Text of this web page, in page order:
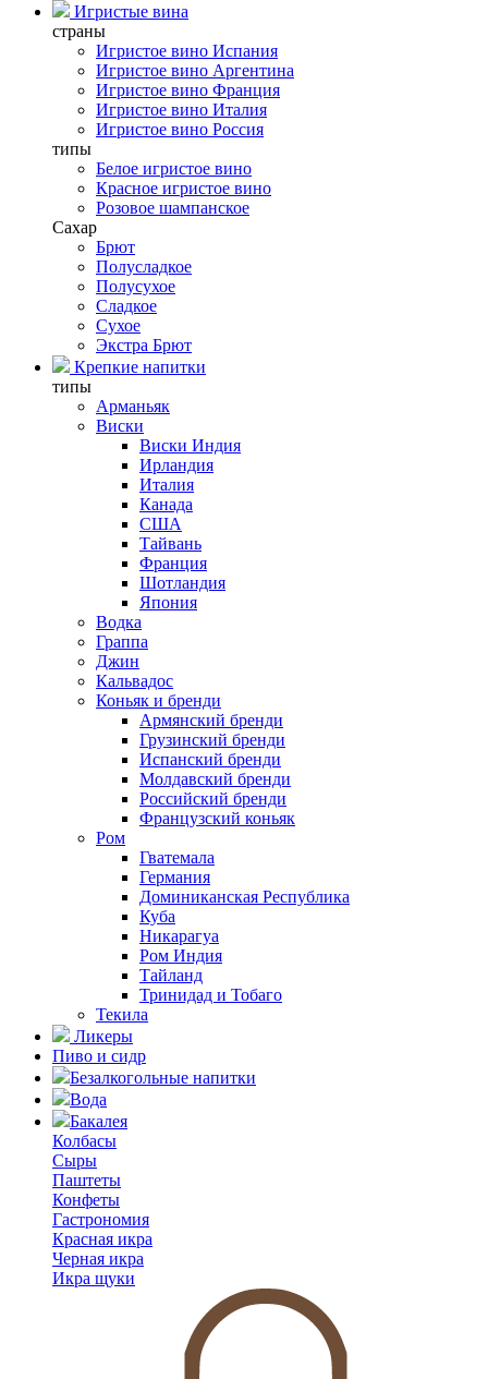
Игристые вина
страны
Игристое вино Испания
Игристое вино Аргентина
Игристое вино Франция
Игристое вино Италия
Игристое вино Россия
типы
Белое игристое вино
Красное игристое вино
Розовое шампанское
Сахар
Брют
Полусладкое
Полусухое
Сладкое
Сухое
Экстра Брют
Крепкие напитки
типы
Арманьяк
Виски
Виски Индия
Ирландия
Италия
Канада
США
Тайвань
Франция
Шотландия
Япония
Водка
Граппа
Джин
Кальвадос
Коньяк и бренди
Армянский бренди
Грузинский бренди
Испанский бренди
Молдавский бренди
Российский бренди
Французский коньяк
Ром
Гватемала
Германия
Доминиканская Республика
Куба
Никарагуа
Ром Индия
Тайланд
Тринидад и Тобаго
Текила
Ликеры
Пиво и сидр
Безалкогольные напитки
Вода
Бакалея
Колбасы
Сыры
Паштеты
Конфеты
Гастрономия
Красная икра
Черная икра
Икра щуки